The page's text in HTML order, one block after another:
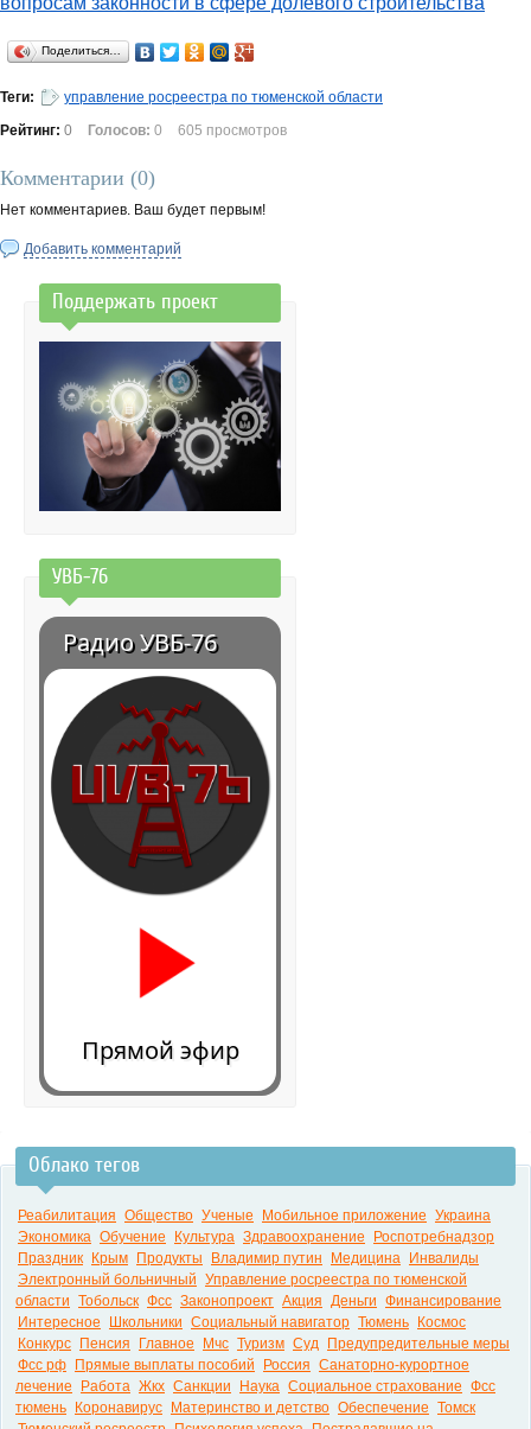
Поделиться…
Теги:
управление росреестра по тюменской области
Рейтинг: 0 Голосов: 0 605 просмотров
Комментарии (0)
Нет комментариев. Ваш будет первым!
Добавить комментарий
Поддержать проект
УВБ-76
Радио УВБ-76
Прямой эфир
Облако тегов
Реабилитация Общество Ученые Мобильное приложение Украина
Экономика Обучение Культура Здравоохранение
Роспотребнадзор
Праздник
Крым Продукты Владимир путин Медицина
Инвалиды
Электронный больничный Управление росреестра по тюменской
области Тобольск Фсс Законопроект Акция Деньги Финансирование
Интересное
Школьники Социальный навигатор Тюмень
Космос
Конкурс
Пенсия Главное Мчс Туризм Суд
Предупредительные меры
Фсс рф
Прямые выплаты пособий Россия Санаторно-курортное
лечение
Работа Жкх Санкции Наука Социальное страхование Фсс
тюмень
Коронавирус Материнство и детство Обеспечение Томск